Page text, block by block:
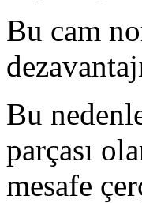
Bu cam
Bu
parçası
mesafe